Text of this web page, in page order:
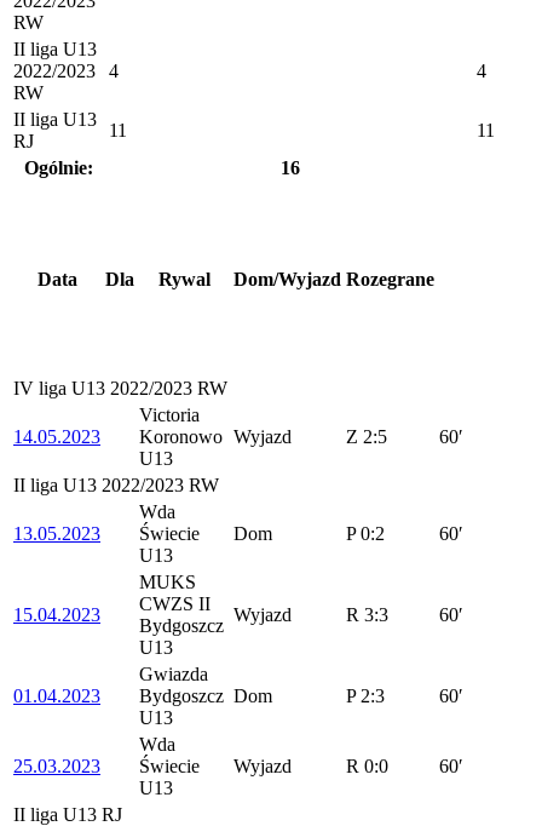
RW
II liga U13
2022/2023
RW
4 4
II liga U13
RJ
11 11
Ogólnie:
16
Data Dla Rywal Dom/Wyjazd Rozegrane
IV liga U13 2022/2023 RW
14.05.2023
Victoria
Koronowo
U13
Wyjazd Z 2:5 60′
II liga U13 2022/2023 RW
13.05.2023
Wda
Świecie
U13
Dom P 0:2 60′
15.04.2023
MUKS
CWZS II
Bydgoszcz
U13
Wyjazd R 3:3 60′
01.04.2023
Gwiazda
Bydgoszcz
U13
Dom P 2:3 60′
25.03.2023
Wda
Świecie
U13
Wyjazd R 0:0 60′
II liga U13 RJ